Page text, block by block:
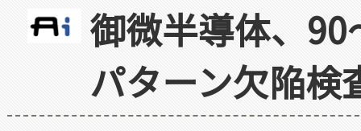
御微半導体、
パターン欠陥検